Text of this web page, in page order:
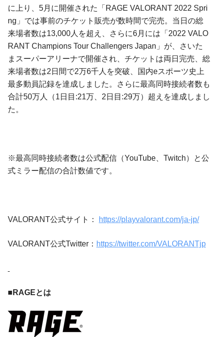
に上り、5月に開催された「RAGE VALORANT 2022 Spri
ng」では事前のチケット販売が数時間で完売。当日の総
来場者数は13,000人を超え、さらに6月には「2022 VALO
RANT Champions Tour Challengers Japan」が、さいた
まスーパーアリーナで開催され、チケットは両日完売、総
来場者数は2日間で2万6千人を突破、国内eスポーツ史上
最多動員記録を達成しました。さらに最高同時接続者数も
合計50万人（1日目:21万、2日目:29万）超えを達成しまし
た。
※最高同時接続者数は公式配信（YouTube、Twitch）と公
式ミラー配信の合計数値です。
VALORANT公式サイト： https://playvalorant.com/ja-jp/
VALORANT公式Twitter： https://twitter.com/VALORANTjp
■RAGEとは